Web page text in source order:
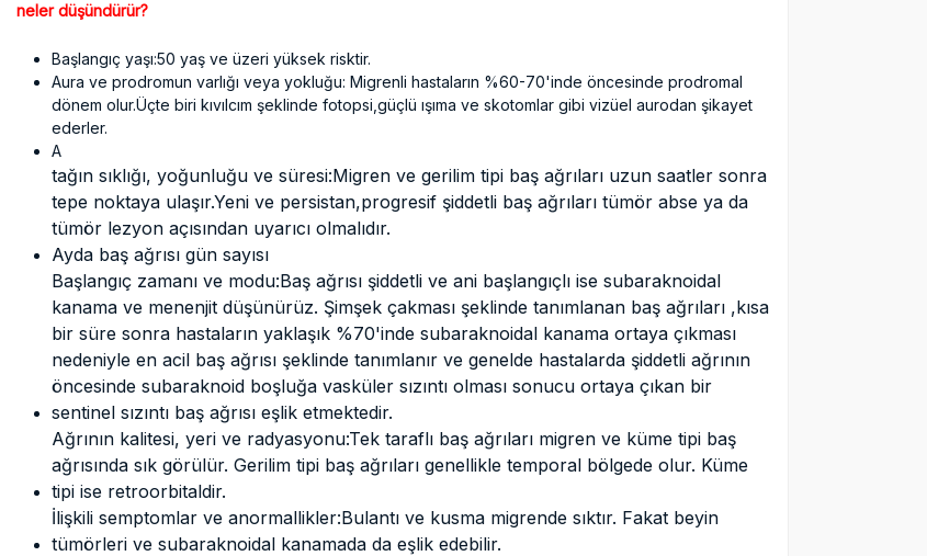
neler düşündürür?
Başlangıç yaşı:50 yaş ve üzeri yüksek risktir.
Aura ve prodromun varlığı veya yokluğu: Migrenli hastaların %60-70'inde öncesinde prodromal
dönem olur.Üçte biri kıvılcım şeklinde fotopsi,güçlü ışıma ve skotomlar gibi vizüel aurodan şikayet
ederler.
A
tağın sıklığı, yoğunluğu ve süresi:Migren ve gerilim tipi baş ağrıları uzun saatler sonra
tepe noktaya ulaşır.Yeni ve persistan,progresif şiddetli baş ağrıları tümör abse ya da
tümör lezyon açısından uyarıcı olmalıdır.
Ayda baş ağrısı gün sayısı
Başlangıç zamanı ve modu:Baş ağrısı şiddetli ve ani başlangıçlı ise subaraknoidal
kanama ve menenjit düşünürüz. Şimşek çakması şeklinde tanımlanan baş ağrıları ,kısa
bir süre sonra hastaların yaklaşık %70'inde subaraknoidal kanama ortaya çıkması
nedeniyle en acil baş ağrısı şeklinde tanımlanır ve genelde hastalarda şiddetli ağrının
öncesinde subaraknoid boşluğa vasküler sızıntı olması sonucu ortaya çıkan bir
sentinel sızıntı baş ağrısı eşlik etmektedir.
Ağrının kalitesi, yeri ve radyasyonu:Tek taraflı baş ağrıları migren ve küme tipi baş
ağrısında sık görülür. Gerilim tipi baş ağrıları genellikle temporal bölgede olur. Küme
tipi ise retroorbitaldir.
İlişkili semptomlar ve anormallikler:Bulantı ve kusma migrende sıktır. Fakat beyin
tümörleri ve subaraknoidal kanamada da eşlik edebilir.